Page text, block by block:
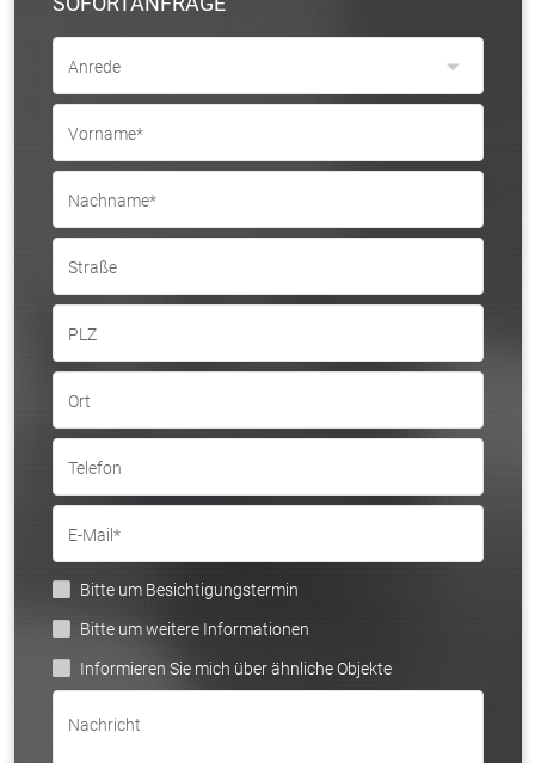
Anrede
Vorname*
Nachname*
Straße
PLZ
Ort
Telefon
E-Mail*
Bitte um Besichtigungstermin
Bitte um weitere Informationen
Informieren Sie mich über ähnliche Objekte
Nachricht